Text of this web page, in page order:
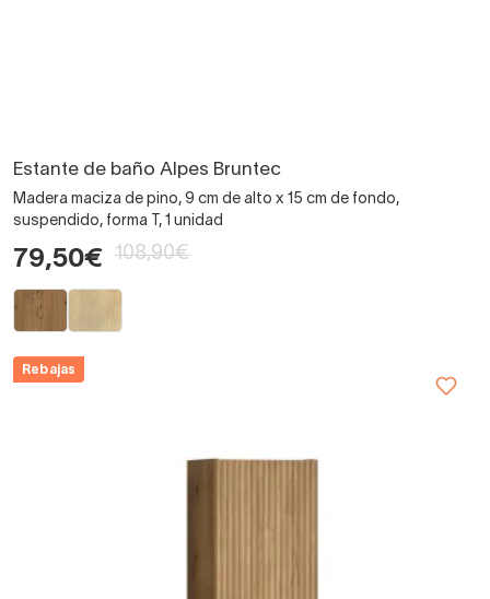
Estante de baño Alpes Bruntec
Madera maciza de pino, 9 cm de alto x 15 cm de fondo,
suspendido, forma T, 1 unidad
79,50€ 108,90€
Rebajas